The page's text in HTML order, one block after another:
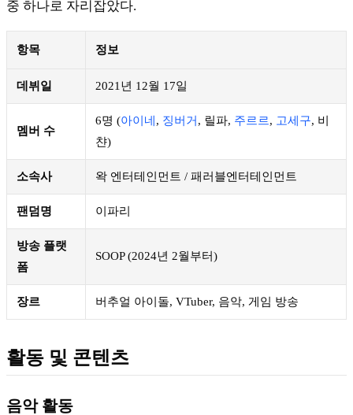
중 하나로 자리잡았다.
항목 정보
데뷔일 2021년 12월 17일
멤버 수
6명 (아이네 , 징버거 , 릴파, 주르르, 고세구, 비
챤)
소속사 왁 엔터테인먼트 / 패러블엔터테인먼트
팬덤명 이파리
방송 플랫
폼
SOOP (2024년 2월부터)
장르 버추얼 아이돌, VTuber, 음악, 게임 방송
활동 및 콘텐츠
음악 활동